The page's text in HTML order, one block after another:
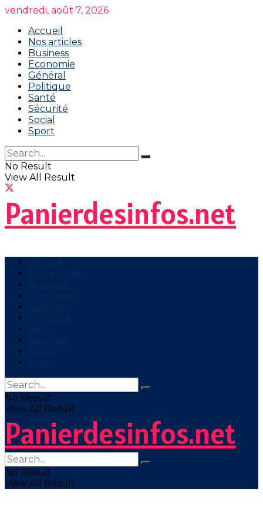
vendredi, août 7, 2026
Accueil
Nos articles
Business
Economie
Général
Politique
Santé
Sécurité
Social
Sport
No Result
View All Result
Panierdesinfos.net
No Result
View All Result
Panierdesinfos.net
No Result
View All Result